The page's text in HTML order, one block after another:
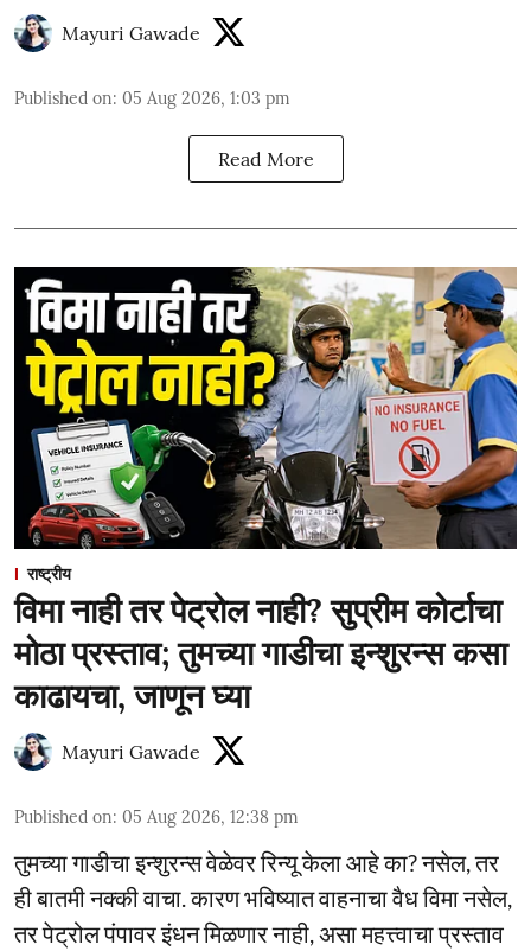
Mayuri Gawade
Published on: 05 Aug 2026, 1:03 pm
Read More
राष्ट्रीय
विमा नाही तर पेट्रोल नाही? सुप्रीम कोर्टाचा
मोठा प्रस्ताव; तुमच्या गाडीचा इन्शुरन्स कसा
काढायचा, जाणून घ्या
Mayuri Gawade
Published on: 05 Aug 2026, 12:38 pm
तुमच्या गाडीचा इन्शुरन्स वेळेवर रिन्यू केला आहे का? नसेल, तर
ही बातमी नक्की वाचा. कारण भविष्यात वाहनाचा वैध विमा नसेल,
तर पेट्रोल पंपावर इंधन मिळणार नाही, असा महत्त्वाचा प्रस्ताव